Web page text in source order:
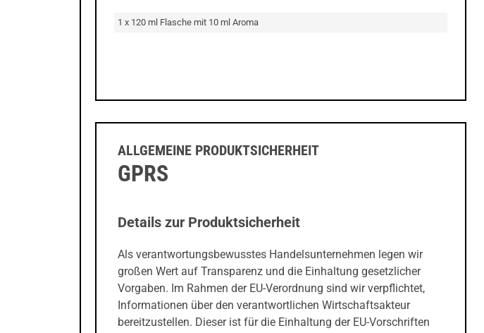
1 x 120 ml Flasche mit 10 ml Aroma
ALLGEMEINE PRODUKTSICHERHEIT
GPRS
Details zur Produktsicherheit
Als verantwortungsbewusstes Handelsunternehmen legen wir
großen Wert auf Transparenz und die Einhaltung gesetzlicher
Vorgaben. Im Rahmen der EU-Verordnung sind wir verpflichtet,
Informationen über den verantwortlichen Wirtschaftsakteur
bereitzustellen. Dieser ist für die Einhaltung der EU-Vorschriften